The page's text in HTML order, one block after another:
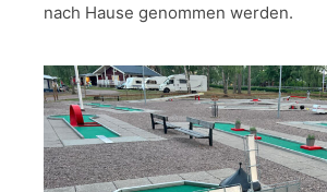
nach Hause genommen werden.